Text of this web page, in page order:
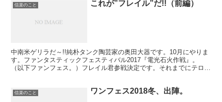
信楽のこと これが”フレイル”だ!!（前編）
中南米ゲリラだ～!!純朴タンク陶芸家の奥田大器です。10月にやりま
す。ファンタスティックフェスティバル2017『電光石火作戦』。
（以下ファンフェス。）フレイル君参戦決定です。それまでにテロ等
信楽のこと ワンフェス2018冬、出陣。